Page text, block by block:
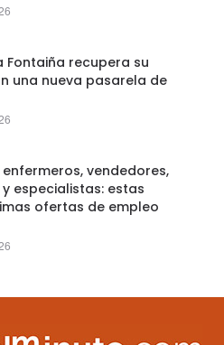
Fontaiña recupera su
una nueva pasarela de
enfermeros, vendedores,
especialistas: estas
ofertas de empleo